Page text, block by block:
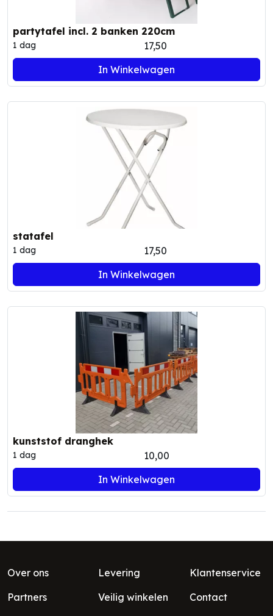
partytafel incl. 2 banken 220cm
1 dag
17,50
In Winkelwagen
statafel
1 dag
17,50
In Winkelwagen
kunststof dranghek
1 dag
10,00
In Winkelwagen
Over ons
Partners
Levering
Veilig winkelen
Klantenservice
Contact